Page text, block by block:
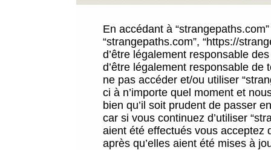
En accédant à
“strangepaths.com”, “https://
d’être légalement responsable
d’être légalement responsable
ne pas accéder et/ou utiliser
ci à n’importe quel moment et
bien qu’il soit prudent de passer
car si vous continuez d’utiliser
aient été effectués vous acceptez
après qu’elles aient été mises à